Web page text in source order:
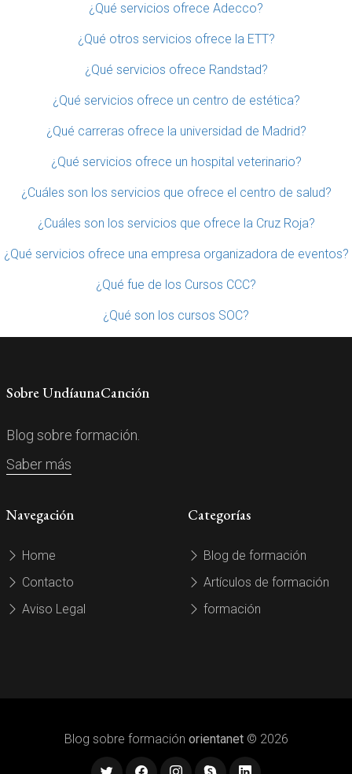
¿Qué servicios ofrece Adecco?
¿Qué otros servicios ofrece la ETT?
¿Qué servicios ofrece Randstad?
¿Qué servicios ofrece un centro de estética?
¿Qué carreras ofrece la universidad de Madrid?
¿Qué servicios ofrece un hospital veterinario?
¿Cuáles son los servicios que ofrece el centro de salud?
¿Cuáles son los servicios que ofrece la Cruz Roja?
¿Qué servicios ofrece una empresa organizadora de eventos?
¿Qué fue de los Cursos CCC?
¿Qué son los cursos SOC?
Sobre UndíaunaCanción
Blog sobre formación.
Saber más
Navegación
Home
Contacto
Aviso Legal
Categorías
Blog de formación
Artículos de formación
formación
Blog sobre formación orientanet© 2026